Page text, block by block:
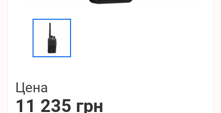
Цена
11 235 грн